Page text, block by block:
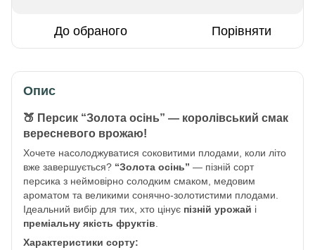
До обраного Порівняти
Опис
🍑 Персик “Золота осінь” — королівський смак
вересневого врожаю!
Хочете насолоджуватися соковитими плодами, коли літо
вже завершується? “Золота осінь” — пізній сорт
персика з неймовірно солодким смаком, медовим
ароматом та великими сонячно-золотистими плодами.
Ідеальний вибір для тих, хто цінує пізній урожай і
преміальну якість фруктів
Характеристики сорту: